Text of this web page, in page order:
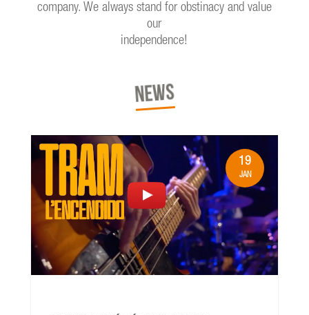
company. We always stand for obstinacy and value
our
independence!
NEWS
19
JAN